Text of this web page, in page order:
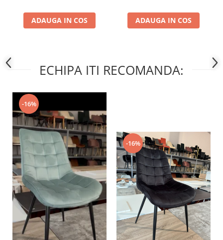
ADAUGA IN COS ADAUGA IN COS
ECHIPA ITI RECOMANDA:
-16%
-16%